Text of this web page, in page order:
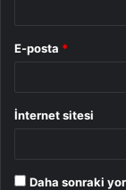
E-posta *
İnternet sitesi
Daha sonraki